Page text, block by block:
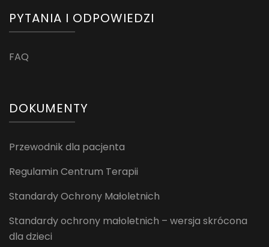
PYTANIA I ODPOWIEDZI
FAQ
DOKUMENTY
Przewodnik dla pacjenta
Regulamin Centrum Terapii
Standardy Ochrony Małoletnich
Standardy ochrony małoletnich – wersja skrócona
dla dzieci